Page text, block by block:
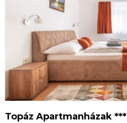
Topáz Apartmanházak ***